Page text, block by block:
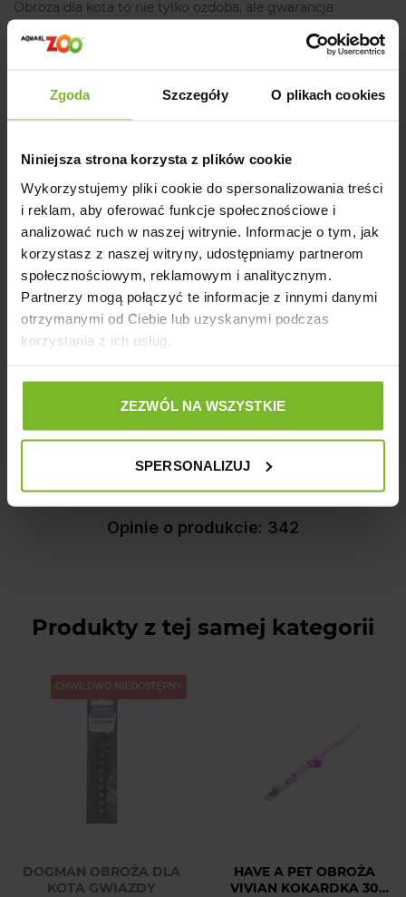
Zgoda Szczegóły O plikach cookies
Niniejsza strona korzysta z plików cookie
Wykorzystujemy pliki cookie do spersonalizowania treści
i reklam, aby oferować funkcje społecznościowe i
analizować ruch w naszej witrynie. Informacje o tym, jak
korzystasz z naszej witryny, udostępniamy partnerom
społecznościowym, reklamowym i analitycznym.
Partnerzy mogą połączyć te informacje z innymi danymi
otrzymanymi od Ciebie lub uzyskanymi podczas
korzystania z ich usług.
ZEZWÓL NA WSZYSTKIE
SPERSONALIZUJ
Obroża dla kota to nie tylko ozdoba, ale gwarancja
można wyprowadzać na smyczy. To jednak nie wszystko -
ogrodzie może zwrócić uwagę jego opiekuna i ułatwić
odnalezienie uciekiniera.
Tę obrożę dla kota możesz mieć już w ciągu maksymalnie
48 godzin, jeśli zamówienie złożysz już teraz. Otrzymasz od
nas przesyłkę kurierską - bezpiecznie i w błyskawicznym
Ostrzeżenie:
Produkt zawiera drobne lub ruchome elementy mogące
stanowić zagrożenie.
Opinie o produkcie: 342
Produkty z tej samej kategorii
CHWILOWO NIEDOSTĘPNY
DOGMAN OBROŻA DLA
KOTA GWIAZDY
HAVE A PET OBROŻA
VIVIAN KOKARDKA 30